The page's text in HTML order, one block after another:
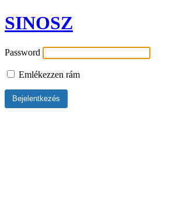
SINOSZ
Password
Emlékezzen rám